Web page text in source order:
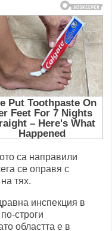
са направили
се оправя с
тях.
инспекция в
строги
областта е в